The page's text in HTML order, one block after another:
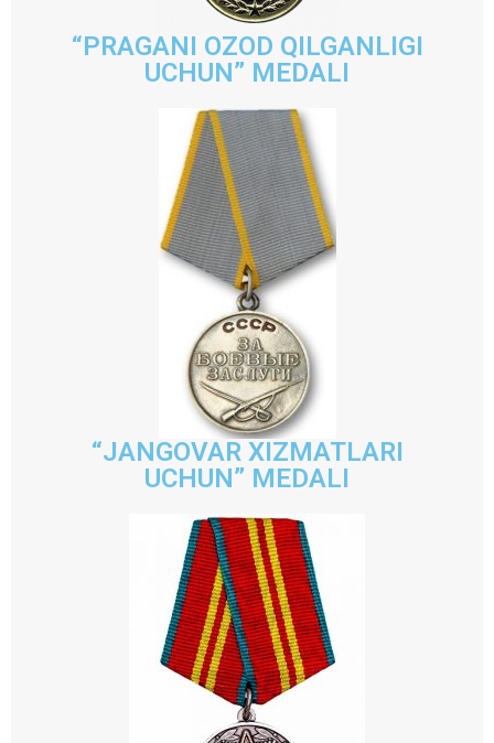
“PRAGANI OZOD QILGANLIGI
UCHUN” MEDALI
“JANGOVAR XIZMATLARI
UCHUN” MEDALI